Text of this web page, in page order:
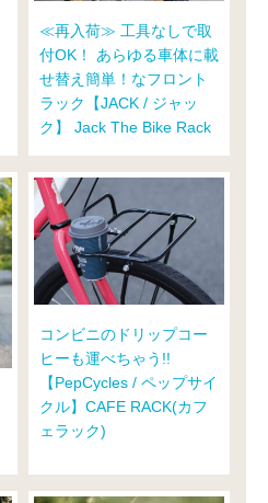
≪再入荷≫ 工具なしで取
付OK！ あらゆる車体に載
せ替え簡単！なフロント
ラック【JACK / ジャッ
ク】 Jack The Bike Rack
コンビニのドリップコー
ヒーも運べちゃう!!
【PepCycles / ペップサイ
クル】CAFE RACK(カフ
ェラック)